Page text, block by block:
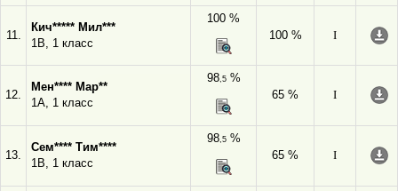
11.
Кич***** Мил***
1В, 1 класс
100 %
100 %
I
12.
Мен**** Мар**
1А, 1 класс
98,5%
65 %
I
13.
Сем**** Тим****
1В, 1 класс
98,5%
65 %
I